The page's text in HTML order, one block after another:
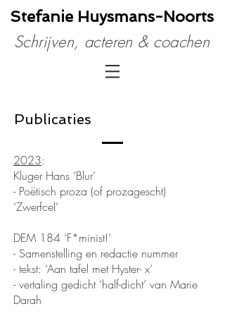
Stefanie Huysmans​-Noorts
Schrijven, acteren & coachen
Publicaties
2023:
Kluger Hans ‘Blur’
- Poëtisch proza (of prozagescht)
‘Zwerfcel’
DEM 184 ‘F*minist!’
- Samenstelling en redactie nummer
- tekst: ‘Aan tafel met Hyster- x’
- vertaling gedicht ‘half-dicht’ van Marie
Darah